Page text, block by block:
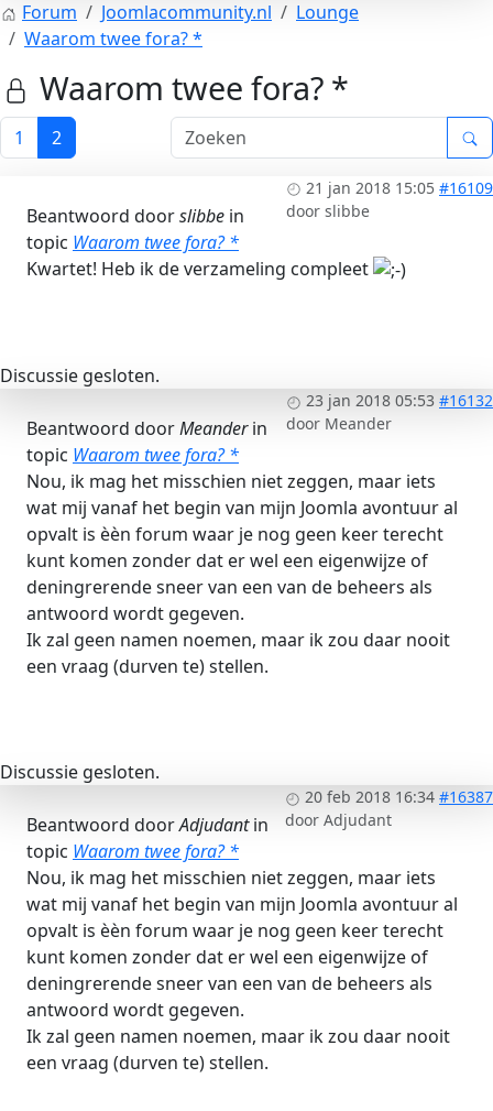
Forum Joomlacommunity.nl
Lounge
Waarom twee fora? *
Waarom twee fora? *
1 2
21 jan 2018 15:05 #16109
door slibbe
Beantwoord doorslibbe in
topic Waarom twee fora? *
Kwartet! Heb ik de verzameling compleet
Discussie gesloten.
23 jan 2018 05:53 #16132
door Meander
Beantwoord doorMeanderin
topic Waarom twee fora? *
Nou, ik mag het misschien niet zeggen, maar iets
wat mij vanaf het begin van mijn Joomla avontuur al
opvalt is èèn forum waar je nog geen keer terecht
kunt komen zonder dat er wel een eigenwijze of
deningrerende sneer van een van de beheers als
antwoord wordt gegeven.
Ik zal geen namen noemen, maar ik zou daar nooit
een vraag (durven te) stellen.
Discussie gesloten.
20 feb 2018 16:34 #16387
door Adjudant
Beantwoord doorAdjudantin
topic Waarom twee fora? *
Nou, ik mag het misschien niet zeggen, maar iets
wat mij vanaf het begin van mijn Joomla avontuur al
opvalt is èèn forum waar je nog geen keer terecht
kunt komen zonder dat er wel een eigenwijze of
deningrerende sneer van een van de beheers als
antwoord wordt gegeven.
Ik zal geen namen noemen, maar ik zou daar nooit
een vraag (durven te) stellen.